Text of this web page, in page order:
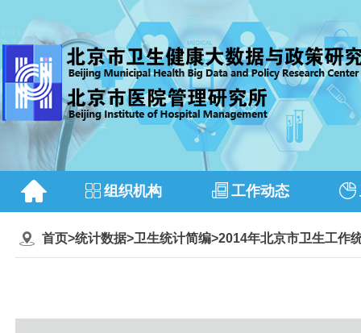
组织机构 工作动态
首页>统计数据>卫生统计简编>2014年北京市卫生工作